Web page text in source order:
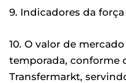
9. Indicadores da
10. O valor de
temporada, conforme
Transfermarkt,